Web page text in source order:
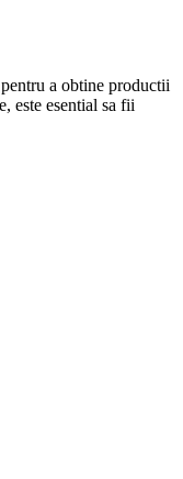
a obtine productii
este esential sa fii